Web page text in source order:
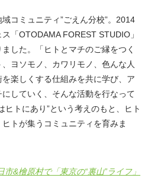
コミュニティ”ごえん分校”。2014
「OTODAMA FOREST STUDIO」
した。「ヒトとマチのご縁をつく
ヨソモノ、カワリモノ、色んな人
楽しくする仕組みを共に学び、ア
していく、そんな活動を行なって
ヒトにあり”という考えのもと、ヒト
トが集うコミュニティを育みま
&檜原村で「東京の“裏山”ライフ」